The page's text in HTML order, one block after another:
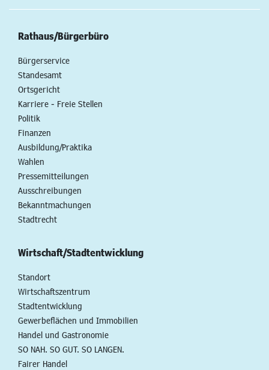
Rathaus/Bürgerbüro
Bürgerservice
Standesamt
Ortsgericht
Karriere - Freie Stellen
Politik
Finanzen
Ausbildung/Praktika
Wahlen
Pressemitteilungen
Ausschreibungen
Bekanntmachungen
Stadtrecht
Wirtschaft/Stadtentwicklung
Standort
Wirtschaftszentrum
Stadtentwicklung
Gewerbeflächen und Immobilien
Handel und Gastronomie
SO NAH. SO GUT. SO LANGEN.
Fairer Handel